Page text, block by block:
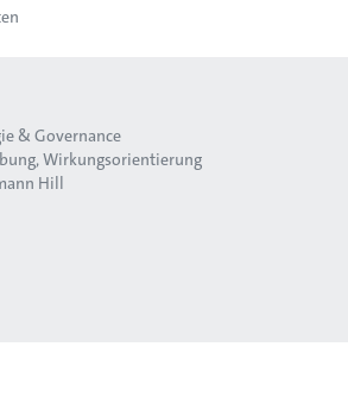
& Governance
Wirkungsorientierung
Hill